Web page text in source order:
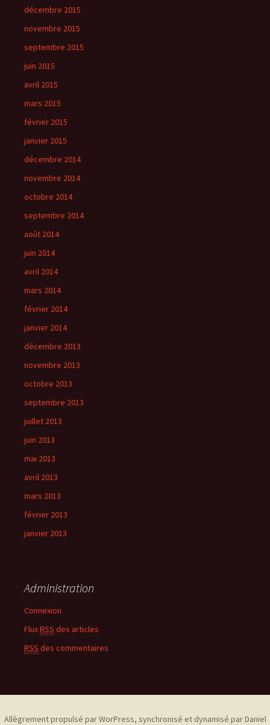
décembre 2015
novembre 2015
septembre 2015
juin 2015
avril 2015
mars 2015
février 2015
janvier 2015
décembre 2014
novembre 2014
octobre 2014
septembre 2014
août 2014
juin 2014
avril 2014
mars 2014
février 2014
janvier 2014
décembre 2013
novembre 2013
octobre 2013
septembre 2013
juillet 2013
juin 2013
mai 2013
avril 2013
mars 2013
février 2013
janvier 2013
Administration
Connexion
FluxRSS des articles
RSS des commentaires
Allègrement propulsé par WorPress, synchronisé et dynamisé par Daniel